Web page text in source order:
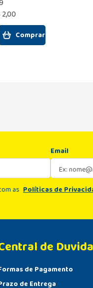
2,00
Comprar
Email
as Políticas de
de
de Pagamento
de Entrega